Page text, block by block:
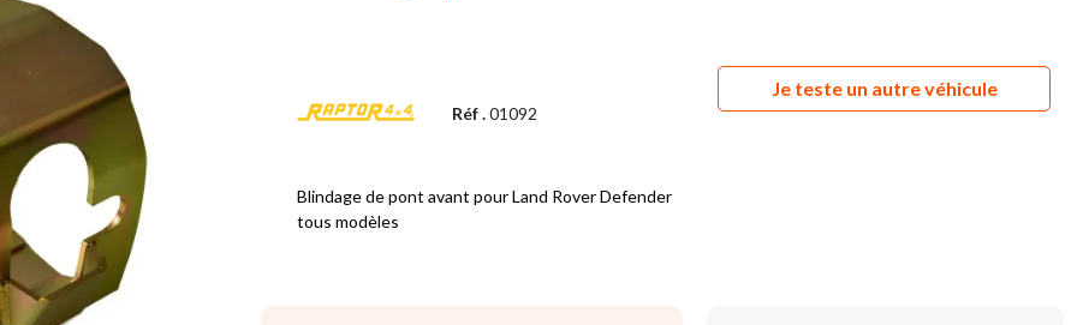
Réf .01092
Blindage de pont avant pour Land Rover Defender
tous modèles
Je teste un autre véhicule